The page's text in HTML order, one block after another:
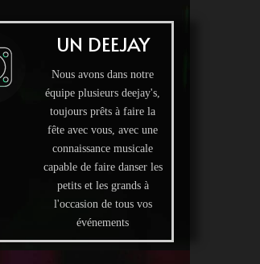
UN DEEJAY
Nous avons dans notre
équipe plusieurs deejay's,
toujours prêts à faire la
fête avec vous, avec une
connaissance musicale
capable de faire danser les
petits et les grands à
l'occasion de tous vos
événements